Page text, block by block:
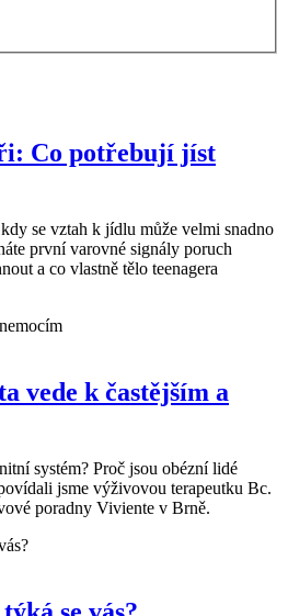
Co potřebují jíst
se vztah k jídlu může velmi snadno
první varovné signály poruch
a co vlastně tělo teenagera
vede k častějším a
systém? Proč jsou obézní lidé
jsme výživovou terapeutku Bc.
poradny Viviente v Brně.